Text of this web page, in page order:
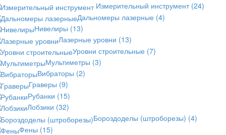
Измерительный инструмент (24)
Дальномеры лазерные (4)
Нивелиры (13)
Лазерные уровни (13)
Уровни строительные (7)
Мультиметры (3)
Вибраторы (2)
Граверы (9)
Рубанки (15)
Лобзики (32)
Бороздоделы (штроборезы) (4)
Фены (15)